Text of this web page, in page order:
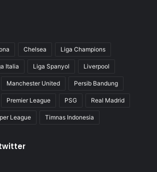
Chelsea Liga Champions
Italia Liga Spanyol Liverpool
Manchester United Persib Bandung
Premier League PSG Real Madrid
League Timnas Indonesia